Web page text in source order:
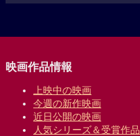
映画作品情報
上映中の映画
今週の新作映画
近日公開の映画
人気シリーズ＆受賞作品